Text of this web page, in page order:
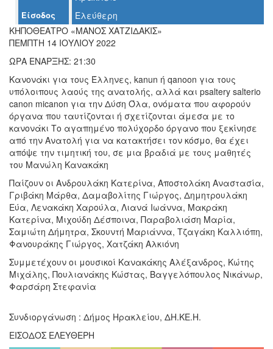
ΤΟΠΟΣ
ΜΑΣ
ΔΗΜΟΣ
ΠΟΛΙΤΙΣΜΟΣ
ΑΝΘΕΚΤΙΚΗ
ΠΟΛΗ
Είσοδος
Ελεύθερη
ΚΗΠΟΘΕΑΤΡΟ «ΜΑΝΟΣ ΧΑΤΖΙΔΑΚΙΣ»
ΠΕΜΠΤΗ 14 ΙΟΥΛΙΟΥ 2022
ΩΡΑ ΕΝΑΡΞΗΣ: 21:30
Κανονάκι για τους Έλληνες, kanun ή qanoon για τους
υπόλοιπους λαούς της ανατολής, αλλά και psaltery salterio
canon micanon για την Δύση Όλα, ονόματα που αφορούν
όργανα που ταυτίζονται ή σχετίζονται άμεσα με το
κανονάκι Το αγαπημένο πολύχορδο όργανο που ξεκίνησε
από την Ανατολή για να κατακτήσει τον κόσμο, θα έχει
απόψε την τιμητική του, σε μια βραδιά με τους μαθητές
του Μανώλη Κανακάκη
Παίζουν οι Ανδρουλάκη Κατερίνα, Αποστολάκη Αναστασία,
Γριβάκη Μάρθα, Δαμαβολίτης Γιώργος, Δημητρουλάκη
Εύα, Λενακάκη Χαρούλα, Λιανά Ιωάννα, Μακράκη
Κατερίνα, Μιχούδη Δέσποινα, Παραβολιάση Μαρία,
Σαμιώτη Δήμητρα, Σκουντή Μαριάννα, Τζαγάκη Καλλιόπη,
Φανουράκης Γιώργος, Χατζάκη Αλκιόνη
Συμμετέχουν οι μουσικοί Κανακάκης Αλέξανδρος, Κώτης
Μιχάλης, Πουλιανάκης Κώστας, Βαγγελόπουλος Νικάνωρ,
Φαρσάρη Στεφανία
Συνδιοργάνωση : Δήμος Ηρακλείου, ΔΗ.ΚΕ.Η.
ΕΙΣΟΔΟΣ ΕΛΕΥΘΕΡΗ